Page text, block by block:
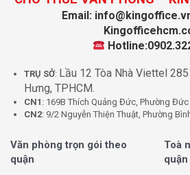
Email:
TRỤ SỞ: Lầu 12 Tòa Nhà Viettel
Hưng, TPHCM.
CN1 : 169B Thích Quảng Đức, Phường Đức
CN2: 9/2 Nguyễn Thiện Thuật, Phường
Văn phòng trọn gói theo
quận
Toà
quận